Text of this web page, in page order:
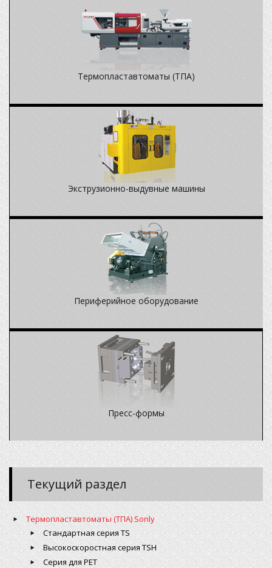
Контакты
Термопластавтоматы (ТПА)
Экструзионно-выдувные машины
Периферийное оборудование
Пресс-формы
Текущий раздел
Термопластавтоматы (ТПА) Sonly
Стандартная серия TS
Высокоскоростная серия TSH
Серия для PET